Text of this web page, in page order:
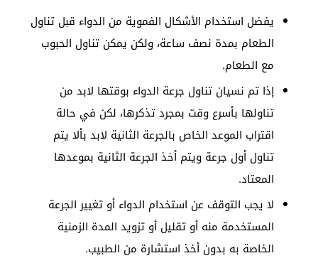
يفضل استخدام الأشكال الفموية من الدواء قبل تناول
الطعام بمدة نصف ساعة، ولكن يمكن تناول الحبوب
مع الطعام.
إذا تم نسيان تناول جرعة الدواء بوقتها لابد من
تناولها بأسرع وقت بمجرد تذكرها، لكن في حالة
اقتراب الموعد الخاص بالجرعة الثانية لابد بألا يتم
تناول أول جرعة ويتم أخذ الجرعة الثانية بموعدها
المعتاد.
لا يجب التوقف عن استخدام الدواء أو تغيير الجرعة
المستخدمة منه أو تقليل أو تزويد المدة الزمنية
الخاصة به بدون أخذ استشارة من الطبيب.